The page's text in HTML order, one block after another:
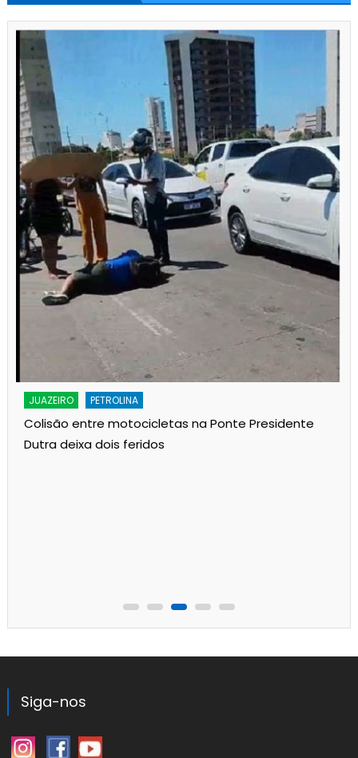
JUAZEIRO PETROLINA
Colisão entre motocicletas na Ponte Presidente
Dutra deixa dois feridos
Siga-nos